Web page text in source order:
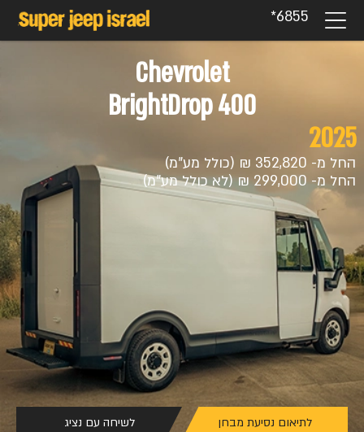
6855*
Chevrolet
BrightDrop 400
2025
החל מ- 352,820 ₪ (כולל מע"מ)
החל מ- 299,000 ₪ (לא כולל מע"מ)
לתיאום נסיעת מבחן לשיחה עם נציג